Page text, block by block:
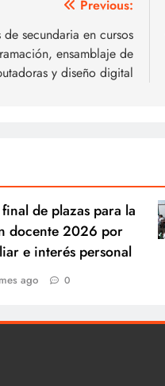
Previous:
de secundaria en cursos
ensamblaje de
y diseño digital
de plazas para la
docente 2026 por
e interés personal
ago 0